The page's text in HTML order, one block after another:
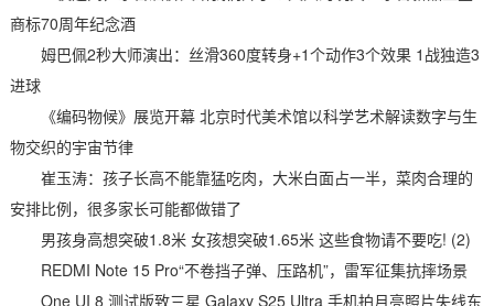
商标70周年纪念酒
姆巴佩2秒大师演出：丝滑360度转身+1个动作3个效果 1战独造3
进球
《编码物候》展览开幕 北京时代美术馆以科学艺术解读数字与生
物交织的宇宙节律
崔玉涛：孩子长高不能靠猛吃肉，大米白面占一半，菜肉合理的
安排比例，很多家长可能都做错了
男孩身高想突破1.8米 女孩想突破1.65米 这些食物请不要吃! (2)
REDMI Note 15 Pro“不卷挡子弹、压路机”，雷军征集抗摔场景
One UI 8 测试版致三星 Galaxy S25 Ultra 手机拍月亮照片失线东